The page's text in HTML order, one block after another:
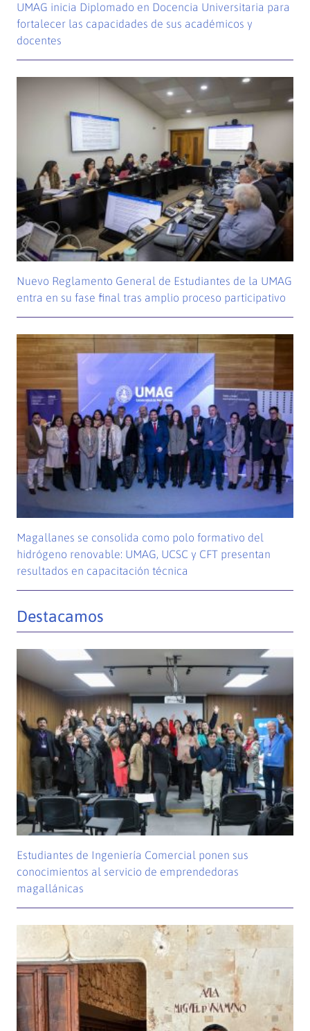
UMAG inicia Diplomado en Docencia Universitaria para
fortalecer las capacidades de sus académicos y
docentes
Nuevo Reglamento General de Estudiantes de la UMAG
entra en su fase final tras amplio proceso participativo
Magallanes se consolida como polo formativo del
hidrógeno renovable: UMAG, UCSC y CFT presentan
resultados en capacitación técnica
Destacamos
Estudiantes de Ingeniería Comercial ponen sus
conocimientos al servicio de emprendedoras
magallánicas